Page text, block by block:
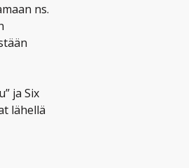
ns.
ja Six
lähellä